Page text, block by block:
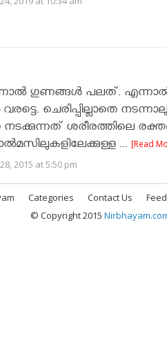
ഗുണങ്ങള്‍ പലത്. എന്നാല്‍
വരട്ടെ. ചെരിപ്പില്ലാതെ
നടക്കുന്നത് ശരീരത്തിലെ
... [Read
2015 at 5:50 pm
Categories Contact Us
© Copyright 2015